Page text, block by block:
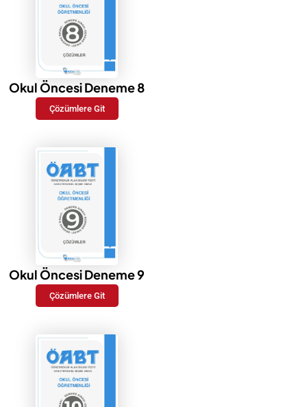
Okul Öncesi Deneme 8
Çözümlere Git
Okul Öncesi Deneme 9
Çözümlere Git